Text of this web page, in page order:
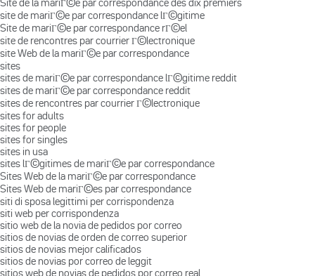
Site de la mariГ©e par correspondance des dix premiers
site de mariГ©e par correspondance lГ©gitime
Site de mariГ©e par correspondance rГ©el
site de rencontres par courrier Г©lectronique
site Web de la mariГ©e par correspondance
sites
sites de mariГ©e par correspondance lГ©gitime reddit
sites de mariГ©e par correspondance reddit
sites de rencontres par courrier Г©lectronique
sites for adults
sites for people
sites for singles
sites in usa
sites lГ©gitimes de mariГ©e par correspondance
Sites Web de la mariГ©e par correspondance
Sites Web de mariГ©es par correspondance
siti di sposa legittimi per corrispondenza
siti web per corrispondenza
sitio web de la novia de pedidos por correo
sitios de novias de orden de correo superior
sitios de novias mejor calificados
sitios de novias por correo de leggit
sitios web de novias de pedidos por correo real